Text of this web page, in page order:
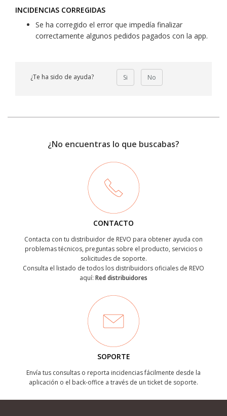
INCIDENCIAS CORREGIDAS
Se ha corregido el error que impedía finalizar
correctamente algunos pedidos pagados con la app.
¿Te ha sido de ayuda? Si No
¿No encuentras lo que buscabas?
CONTACTO
Contacta con tu distribuidor de REVO para obtener ayuda con
problemas técnicos, preguntas sobre el producto, servicios o
solicitudes de soporte.
Consulta el listado de todos los distribuidors oficiales de REVO
aquí: Red distribuidores
SOPORTE
Envía tus consultas o reporta incidencias fácilmente desde la
aplicación o el back-office a través de un ticket de soporte.